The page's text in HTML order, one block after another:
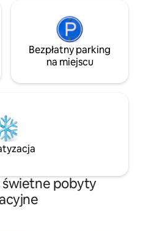
Bezpłatny parking
na miejscu
świetne pobyty